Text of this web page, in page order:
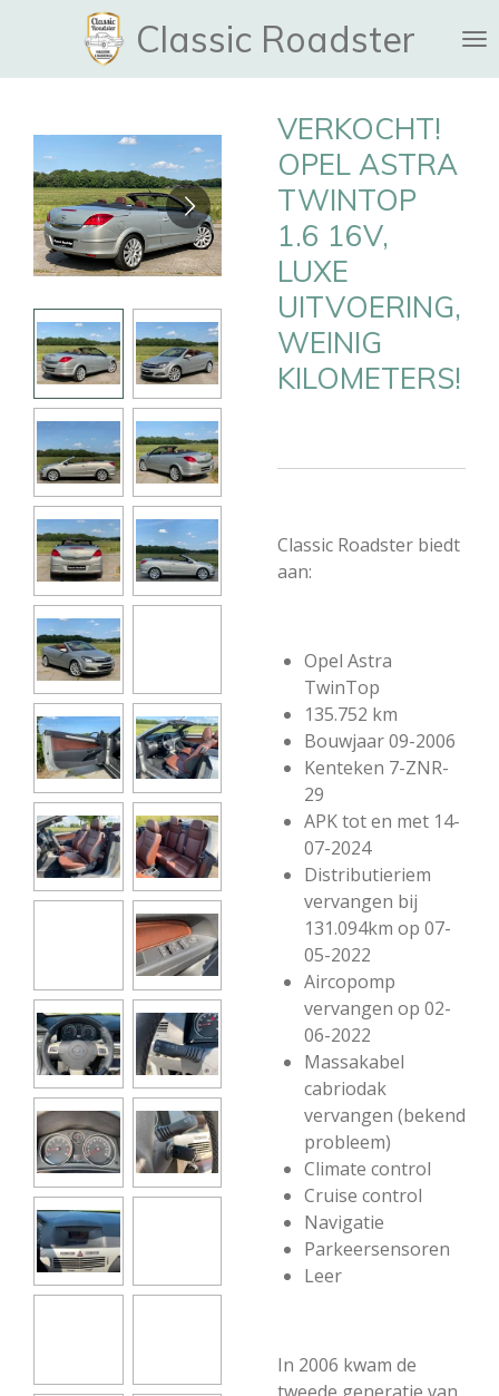
naar
Classic Roadster
VERKOCHT!
OPEL ASTRA
TWINTOP
1.6 16V,
LUXE
UITVOERING,
WEINIG
KILOMETERS!
Classic Roadster biedt
aan:
Opel Astra
TwinTop
135.752 km
Bouwjaar 09-2006
Kenteken 7-ZNR-
29
APK tot en met 14-
07-2024
Distributieriem
vervangen bij
131.094km op 07-
05-2022
Aircopomp
vervangen op 02-
06-2022
Massakabel
cabriodak
vervangen (bekend
probleem)
Climate control
Cruise control
Navigatie
Parkeersensoren
Leer
In 2006 kwam de